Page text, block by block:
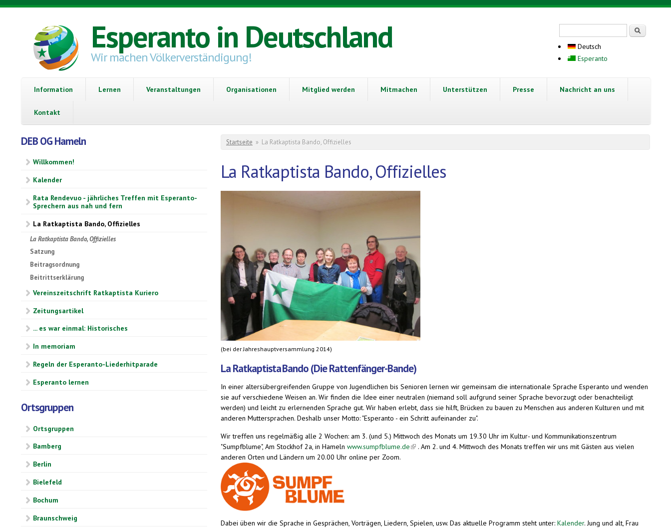
Direkt zum Inhalt
Esperanto in Deutschland
Wir machen Völkerverständigung!
Deutsch
Esperanto
Information Lernen Veranstaltungen Organisationen Mitglied werden Mitmachen Unterstützen Presse Nachricht an uns
Kontakt
DEB OG Hameln
Willkommen!
Kalender
Rata Rendevuo - jährliches Treffen mit Esperanto-
Sprechern aus nah und fern
La Ratkaptista Bando, Offizielles
La Ratkaptista Bando, Offizielles
Satzung
Beitragsordnung
Beitrittserklärung
Vereinszeitschrift Ratkaptista Kuriero
Zeitungsartikel
... es war einmal: Historisches
In memoriam
Regeln der Esperanto-Liederhitparade
Esperanto lernen
Ortsgruppen
Ortsgruppen
Bamberg
Berlin
Bielefeld
Bochum
Braunschweig
Sie sind hier
Startseite » La Ratkaptista Bando, Offizielles
La Ratkaptista Bando, Offizielles
(bei der Jahreshauptversammlung 2014)
La RatkaptistaBando (Die Rattenfänger-Bande)
In einer altersübergreifenden Gruppe von Jugendlichen bis Senioren lernen wir gemeinsam die internationale Sprache Esperanto und wenden
sie auf verschiedene Weisen an. Wir finden die Idee einer neutralen (niemand soll aufgrund seiner Sprache bevorzugt oder benachteiligt
werden) und leicht zu erlernenden Sprache gut. Wir haben erlebt, dass sie hilft, Brücken zu bauen zu Menschen aus anderen Kulturen und mit
anderen Muttersprachen. Deshalb unser Motto: "Esperanto - ein Schritt aufeinander zu".
Wir treffen uns regelmäßig alle 2 Wochen: am 3. (und 5.) Mittwoch des Monats um 19.30 Uhr im Kultur- und Kommunikationszentrum
"Sumpfblume", Am Stockhof 2a, in Hameln www.sumpfblume.de(link is external)
. Am 2. und 4. Mittwoch des Monats treffen wir uns mit Gästen aus vielen
anderen Orten und Ländern um 20.00 Uhr online per Zoom.
Dabei üben wir die Sprache in Gesprächen, Vorträgen, Liedern, Spielen, usw. Das aktuelle Programm steht unter: Kalender. Jung und alt, Frau